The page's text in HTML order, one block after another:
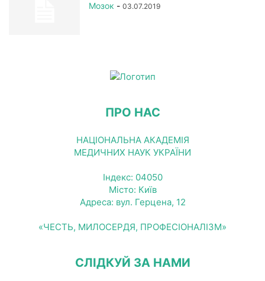
Мозок - 03.07.2019
ПРО НАС
НАЦІОНАЛЬНА АКАДЕМІЯ
МЕДИЧНИХ НАУК УКРАЇНИ
Індекс: 04050
Місто: Київ
Адреса: вул. Герцена, 12
«ЧЕСТЬ, МИЛОСЕРДЯ, ПРОФЕСІОНАЛІЗМ»
СЛІДКУЙ ЗА НАМИ